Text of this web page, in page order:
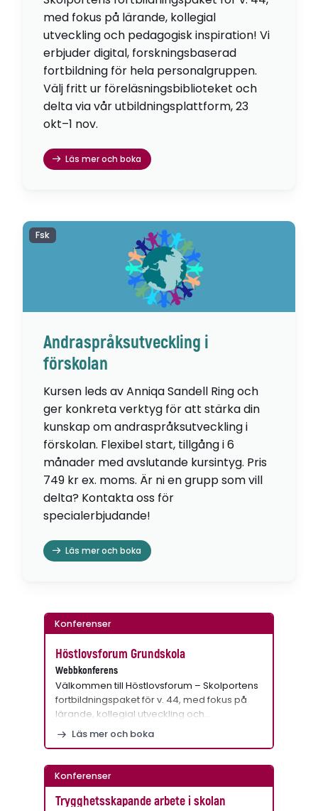
med fokus på lärande, kollegial
utveckling och pedagogisk inspiration! Vi
erbjuder digital, forskningsbaserad
fortbildning för hela personalgruppen.
Välj fritt ur föreläsningsbiblioteket och
delta via vår utbildningsplattform, 23
okt–1 nov.
Läs mer och boka
Andraspråksutveckling i
förskolan
Kursen leds av Anniqa Sandell Ring och
ger konkreta verktyg för att stärka din
kunskap om andraspråksutveckling i
förskolan. Flexibel start, tillgång i 6
månader med avslutande kursintyg. Pris
749 kr ex. moms. Är ni en grupp som vill
delta? Kontakta oss för
specialerbjudande!
Läs mer och boka
Fsk
Konferenser
Höstlovsforum Grundskola
Webbkonferens
Välkommen till Höstlovsforum – Skolportens
fortbildningspaket för v. 44, med fokus på
lärande, kollegial utveckling och…
Läs mer och boka
Konferenser
Trygghetsskapande arbete i skolan